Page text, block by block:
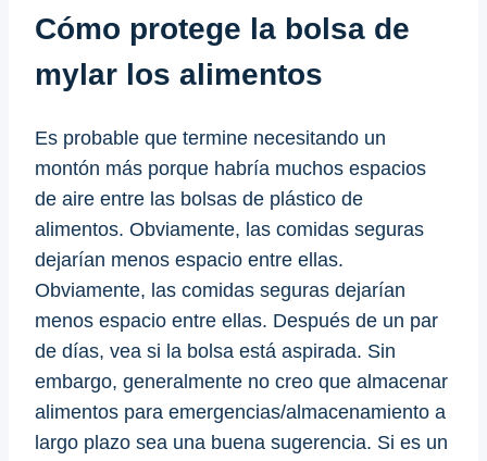
Cómo protege la bolsa de
mylar los alimentos
Es probable que termine necesitando un
montón más porque habría muchos espacios
de aire entre las bolsas de plástico de
alimentos. Obviamente, las comidas seguras
dejarían menos espacio entre ellas.
Obviamente, las comidas seguras dejarían
menos espacio entre ellas. Después de un par
de días, vea si la bolsa está aspirada. Sin
embargo, generalmente no creo que almacenar
alimentos para emergencias/almacenamiento a
largo plazo sea una buena sugerencia. Si es un